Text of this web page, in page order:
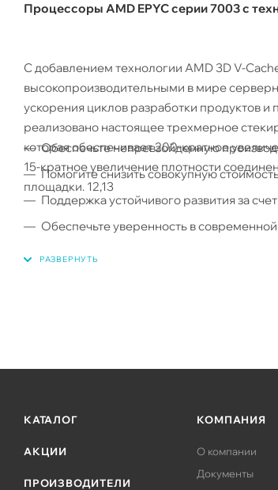
Процессоры AMD EPYC серии 7003 с
С добавлением технологии AMD 3D V-
высокопроизводительными в мире
ускорения циклов разработки продуктов
реализовано настоящее трехмерное
которая обеспечивает 200-кратное
15-кратное увеличение плотности
площадки. 12,13
Обеспечьте непревзойденную
Помогите снизить совокупную
Поддержка устойчивого развития за
Обеспечьте уверенность в
Сокет, совместимый с существующими
КАТАЛОГ
АКЦИИ
ПРОИЗВОДИТЕЛИ
КОМПАНИЯ
О компании
Документы